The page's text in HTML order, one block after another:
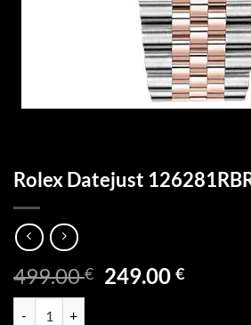
Rolex Datejust
499.00€ Ursprünglicher
249.00€